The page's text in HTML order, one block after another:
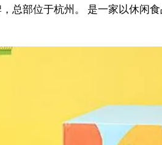
总部位于杭州。 是一家以休闲